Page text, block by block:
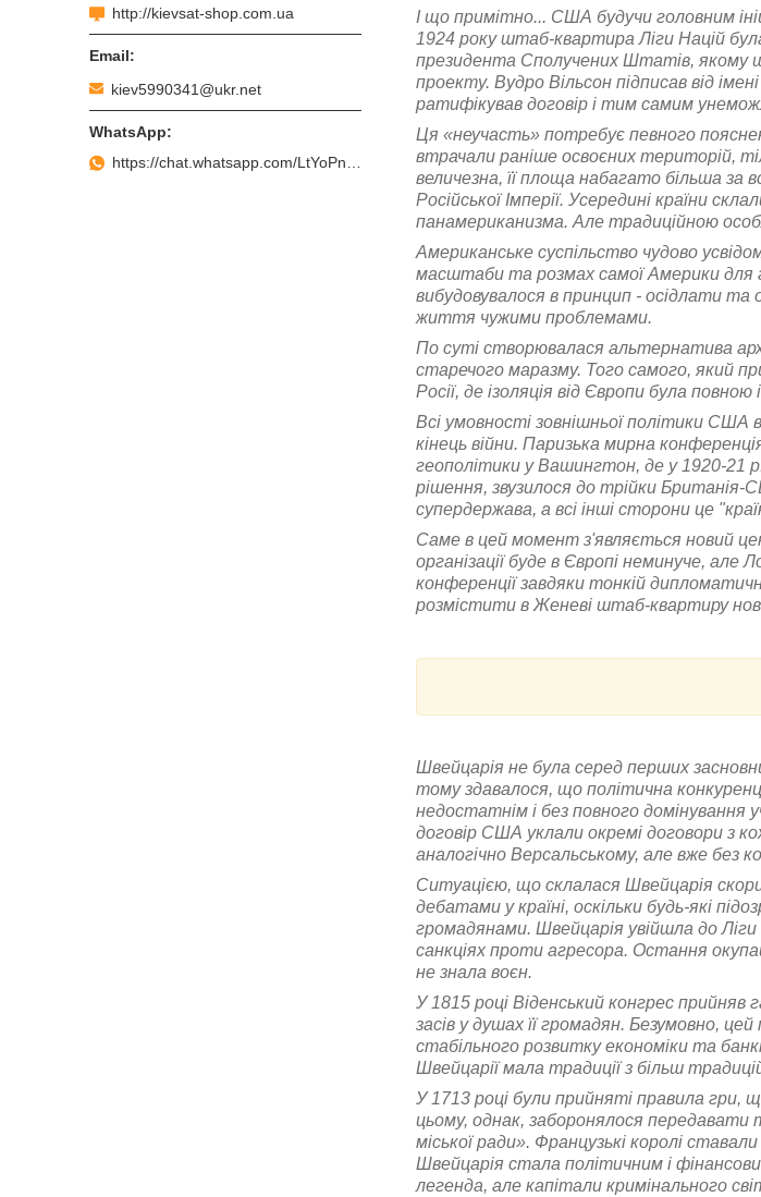
І що примітно... США будучи головним
1924 року штаб-квартира Ліги Націй
президента Сполучених Штатів, якому
проекту. Вудро Вільсон підписав від
ратифікував договір і тим самим
Ця «неучасть» потребує певного
втрачали раніше освоєних територій,
величезна, її площа набагато більша
Російської Імперії. Усередині країни
панамериканизма. Але традиційною
Американське суспільство чудово
масштаби та розмах самої Америки для
вибудовувалося в принцип - осідлати
життя чужими проблемами.
По суті створювалася альтернатива
старечого маразму. Того самого, який
Росії, де ізоляція від Європи була
Всі умовності зовнішньої політики США
кінець війни. Паризька мирна
геополітики у Вашингтон, де у 1920-21
рішення, звузилося до трійки Британія-
супердержава, а всі інші сторони це
Саме в цей момент з'являється новий
організації буде в Європі неминуче,
конференції завдяки тонкій
розмістити в Женеві штаб-квартиру
Швейцарія не була серед перших
тому здавалося, що політична
недостатнім і без повного домінування
договір США уклали окремі договори з
аналогічно Версальському, але вже без
Ситуацією, що склалася Швейцарія
дебатами у країні, оскільки будь-які
громадянами. Швейцарія увійшла до
санкціях проти агресора. Остання
не знала воєн.
У 1815 році Віденський конгрес
засів у душах її громадян. Безумовно,
стабільного розвитку економіки та
Швейцарії мала традиції з більш
У 1713 році були прийняті правила гри,
цьому, однак, заборонялося передавати
міської ради». Французькі королі
Швейцарія стала політичним і
легенда, але капітали кримінального
http://kievsat-shop.com.ua
kiev5990341@ukr.net
https://chat.whatsapp.com/LtYoPnd53kR99JZRwUaGI1